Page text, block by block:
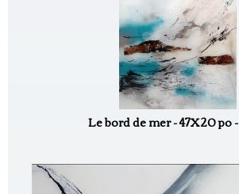
Le bord de mer - 47X20 po